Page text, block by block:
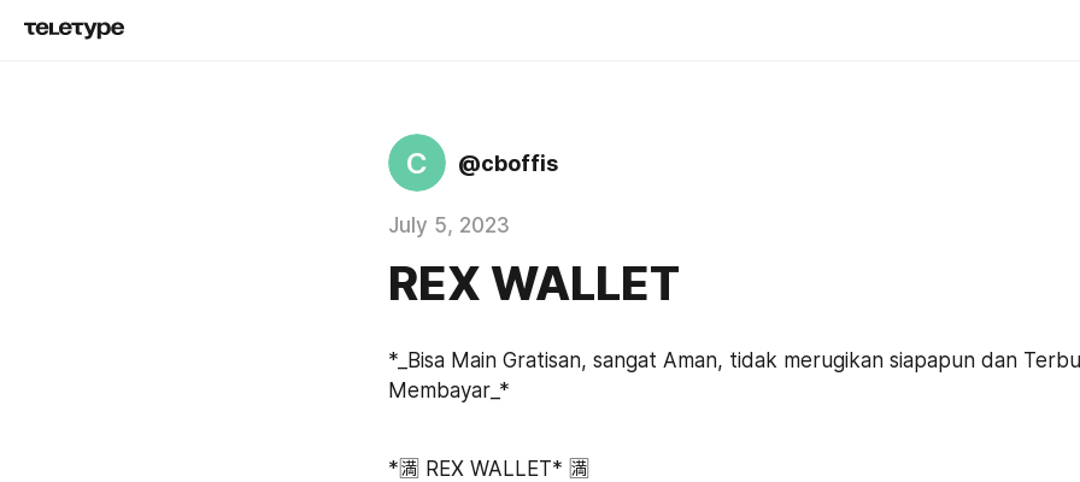
C @cboffis
July 5, 2023
REX WALLET
*_Bisa Main Gratisan, sangat Aman, tidak merugikan siapapun dan
Membayar_*
*🈵️ REX WALLET* 🈵️